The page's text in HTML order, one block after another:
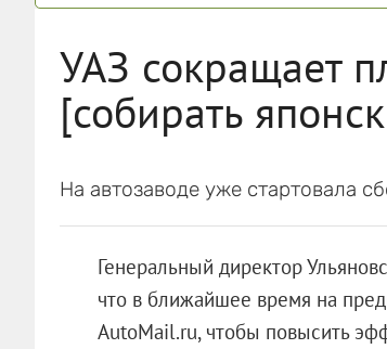
УАЗ сокращает
[собирать
На автозаводе уже стартовала
Генеральный директор
что в ближайшее время на
AutoMail.ru, чтобы повысить